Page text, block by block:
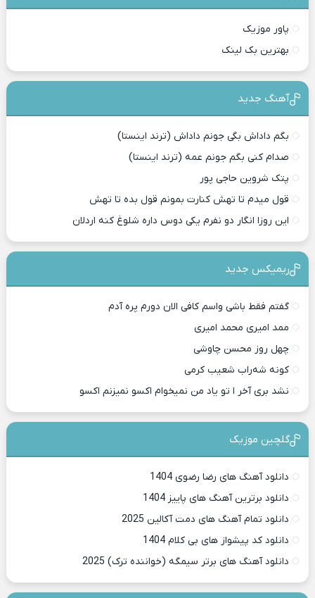
پاور موزیک
بهترین بک لینک
آهنگ جدید
بگم داداش بگی جونم داداش (ترند اینستا)
صدام کنی بگم جونم عمه (ترند اینستا)
پتک شروین حاجی پور
قول میدم تا تهش کنارت بمونم قول بده تا تهش
این روزا انگار دو نفرم یکی دوس داره شلوغ کنه اردلان
ریمیکس جدید
گفتم فقط باشی واسم کافی الان دورم پره آدم
ممد امیری محمد امیری
چهل روز محسن چاوشی
کونه شه‌راب شعیب کرمی
نشد بری آخر ا تو یاد من نمیخوام اکسو نمیزنم اکسو
گلچین موزیک
دانلود آهنگ های رضا رضوی 1404
دانلود برترین آهنگ های پاییز 1404
دانلود تمام آهنگ های دمت آکالین 2025
دانلود کد پیشواز های بی کلام 1404
دانلود آهنگ های برتر سیمگه (خواننده ترک) 2025